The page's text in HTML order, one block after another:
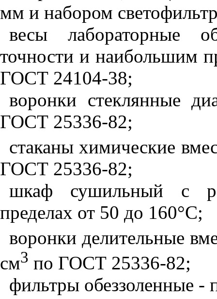
мм и набором
весы лабораторные
точности и наибольшим
ГОСТ 24104-38;
воронки стеклянные
ГОСТ 25336-82;
стаканы химические
ГОСТ 25336-82;
шкаф сушильный с
пределах от 50 до 160°С;
воронки делительные
см3 по ГОСТ 25336-82;
фильтры обеззоленные